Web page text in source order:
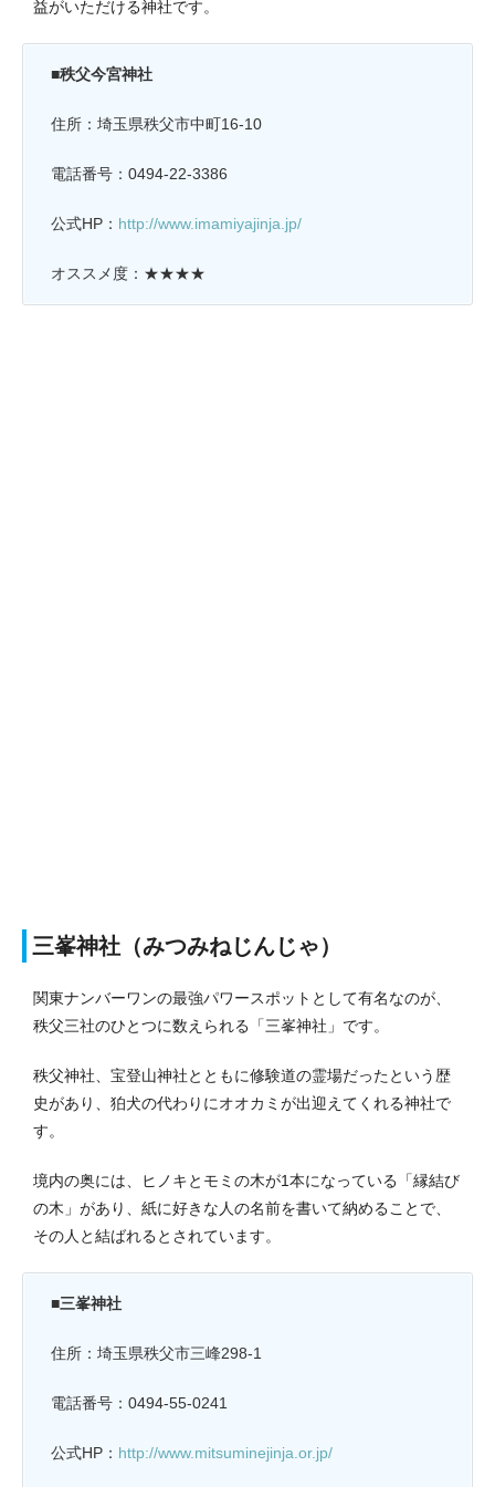
益がいただける神社です。
■秩父今宮神社
住所：埼玉県秩父市中町16-10
電話番号：0494-22-3386
公式HP： http://www.imamiyajinja.jp/
オススメ度：★★★★
三峯神社（みつみねじんじゃ）
関東ナンバーワンの最強パワースポットとして有名なのが、
秩父三社のひとつに数えられる「三峯神社」です。
秩父神社、宝登山神社とともに修験道の霊場だったという歴
史があり、狛犬の代わりにオオカミが出迎えてくれる神社で
す。
境内の奥には、ヒノキとモミの木が1本になっている「縁結び
の木」があり、紙に好きな人の名前を書いて納めることで、
その人と結ばれるとされています。
■三峯神社
住所：埼玉県秩父市三峰298-1
電話番号：0494-55-0241
公式HP： http://www.mitsuminejinja.or.jp/